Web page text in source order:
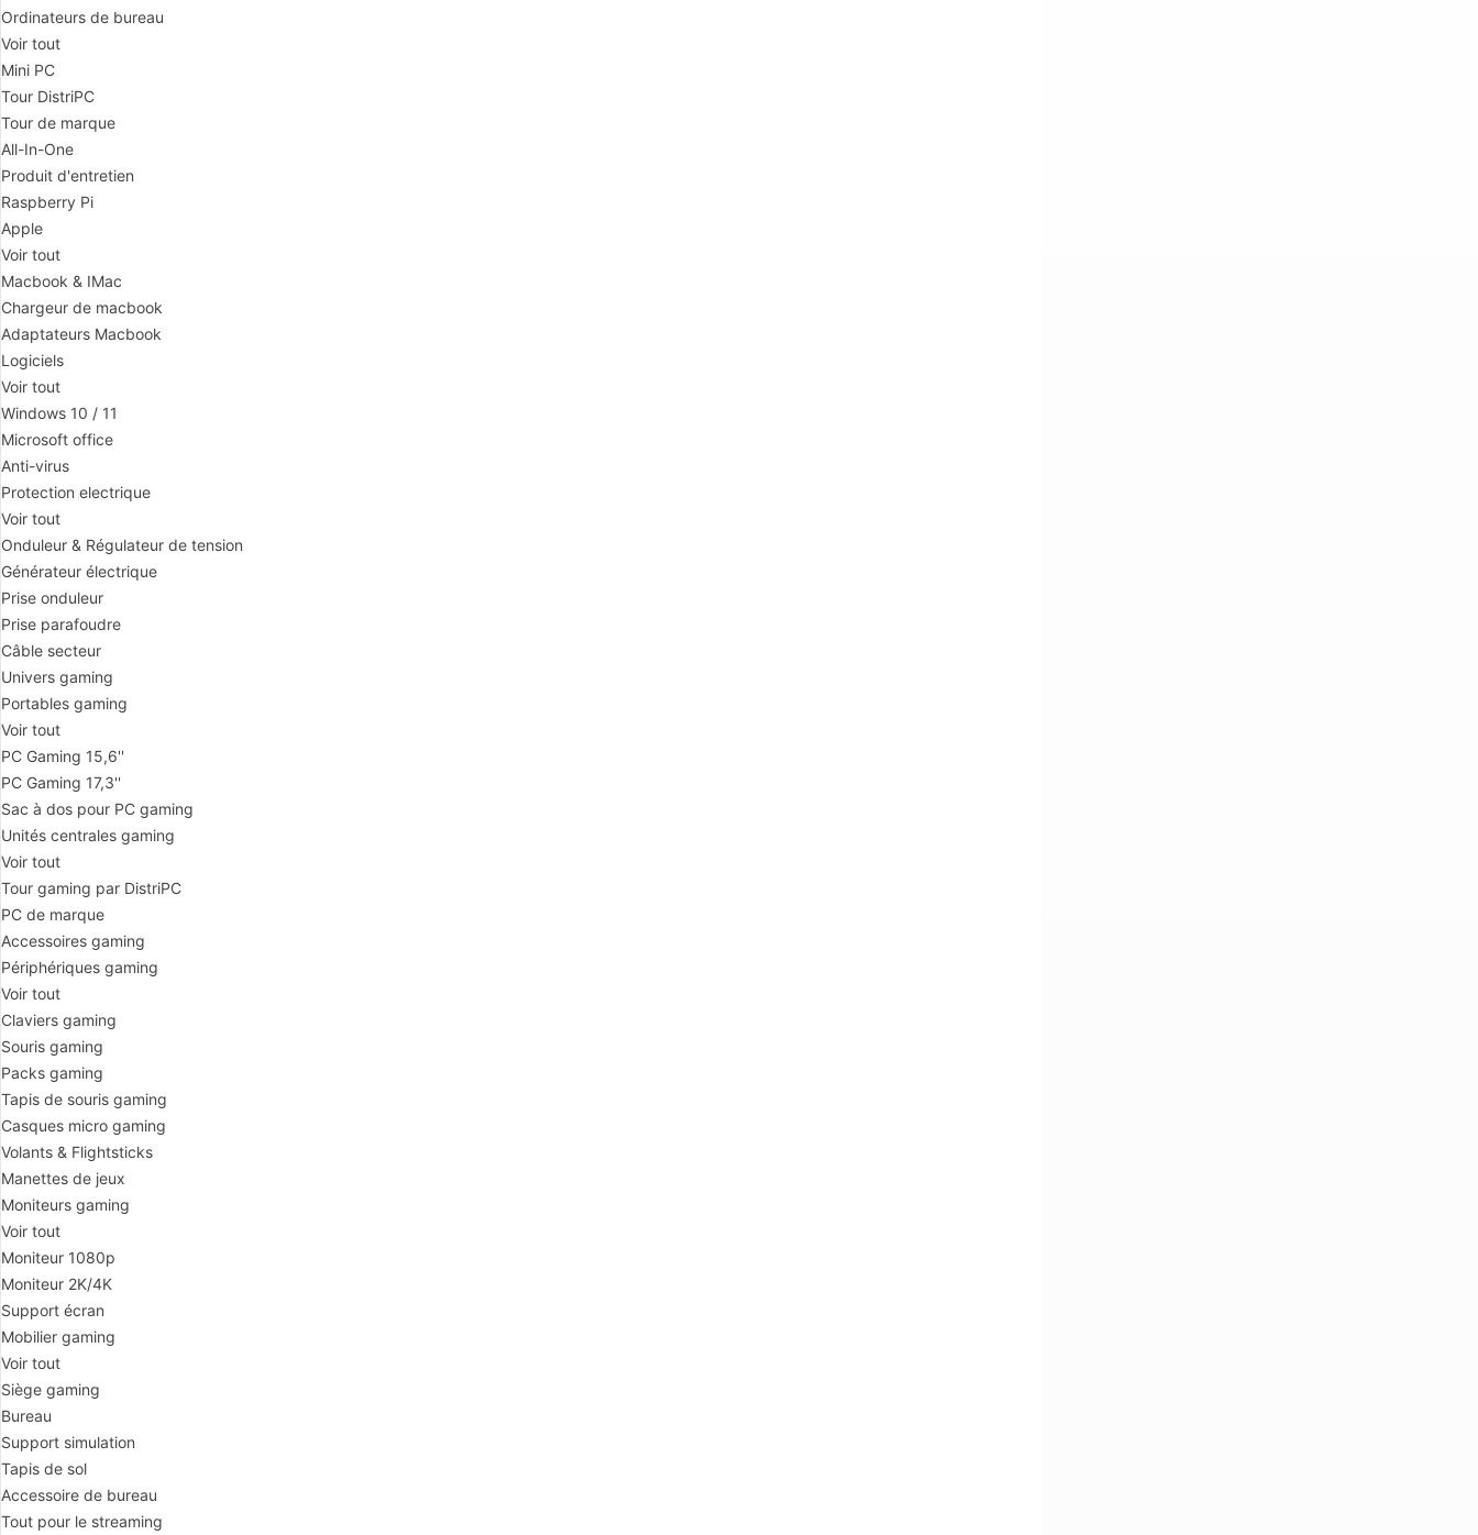
Ordinateurs de bureau
Voir tout
Mini PC
Tour DistriPC
Tour de marque
All-In-One
Produit d'entretien
Raspberry Pi
Apple
Voir tout
Macbook & IMac
Chargeur de macbook
Adaptateurs Macbook
Logiciels
Voir tout
Windows 10 / 11
Microsoft office
Anti-virus
Protection electrique
Voir tout
Onduleur & Régulateur de tension
Générateur électrique
Prise onduleur
Prise parafoudre
Câble secteur
Univers gaming
Portables gaming
Voir tout
PC Gaming 15,6''
PC Gaming 17,3''
Sac à dos pour PC gaming
Unités centrales gaming
Voir tout
Tour gaming par DistriPC
PC de marque
Accessoires gaming
Périphériques gaming
Voir tout
Claviers gaming
Souris gaming
Packs gaming
Tapis de souris gaming
Casques micro gaming
Volants & Flightsticks
Manettes de jeux
Moniteurs gaming
Voir tout
Moniteur 1080p
Moniteur 2K/4K
Support écran
Mobilier gaming
Voir tout
Siège gaming
Bureau
Support simulation
Tapis de sol
Accessoire de bureau
Tout pour le streaming